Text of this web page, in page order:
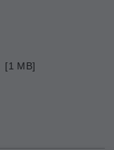
[1 MB]